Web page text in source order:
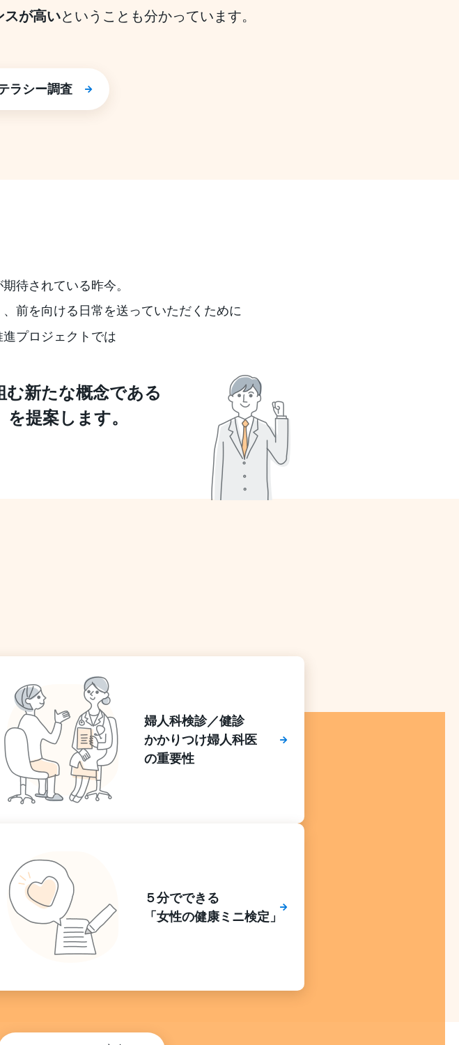
スが高いということも分かっています。
ラシー調査
待されている昨今。
前を向ける日常を送っていただくために
プロジェクトでは
む新たな概念である
を提案します。
婦人科検診／健診
かかりつけ婦人科医
の重要性
５分でできる
「女性の健康ミニ検定」